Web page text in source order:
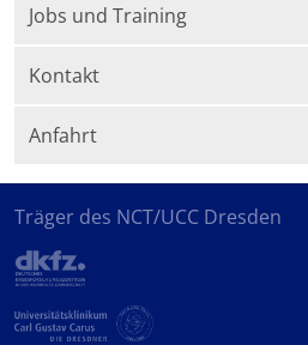
Jobs und Training
Kontakt
Anfahrt
Träger des NCT/UCC Dresden